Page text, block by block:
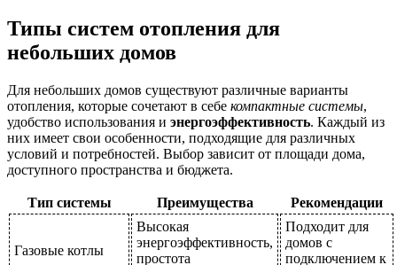
Типы систем отопления для
небольших домов
Для небольших домов существуют различные варианты
отопления, которые сочетают в себе компактные системы,
удобство использования и энергоэффективность. Каждый из
них имеет свои особенности, подходящие для различных
условий и потребностей. Выбор зависит от площади дома,
доступного пространства и бюджета.
Тип системы Преимущества Рекомендации
Газовые котлы
Высокая
энергоэффективность,
простота
Подходит для
домов с
подключением к